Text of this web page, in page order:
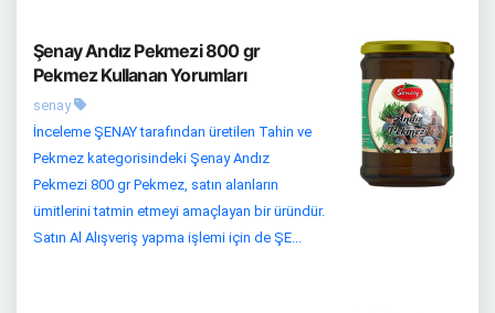
Şenay Andız Pekmezi 800 gr
Pekmez Kullanan Yorumları
senay
İnceleme ŞENAY tarafından üretilen Tahin ve
Pekmez kategorisindeki Şenay Andız
Pekmezi 800 gr Pekmez, satın alanların
ümitlerini tatmin etmeyi amaçlayan bir üründür.
Satın Al Alışveriş yapma işlemi için de ŞE...